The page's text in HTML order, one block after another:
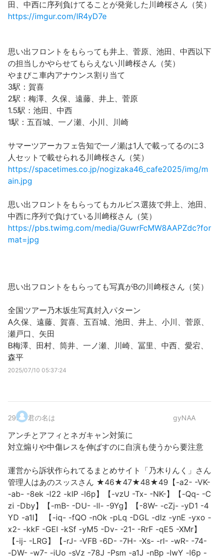
田、中西に序列負けてることが発覚した川﨑桜さん（笑）
https://imgur.com/IR4yD7e
思い出フロントをもらっても井上、菅原、池田、中西以下
の担当しかやらせてもらえない川﨑桜さん（笑）
やまびこ車内アナウンス割り当て
3駅：賀喜
2駅：梅澤、久保、遠藤、井上、菅原
1.5駅：池田、中西
1駅：五百城、一ノ瀬、小川、川崎
サマーツアーカフェ告知で一ノ瀬は1人で載ってるのに3
人セットで載せられる川﨑桜さん（笑）
https://spacetimes.co.jp/nogizaka46_cafe2025/img/m
ain.jpg
思い出フロントをもらってもカルピス選抜で井上、池田、
中西に序列で負けている川﨑桜さん（笑）
https://pbs.twimg.com/media/GuwrFcMW8AAPZdc?for
mat=jpg
思い出フロントをもらっても写真がBの川﨑桜さん（笑）
全国ツアー乃木坂生写真封入パターン
A久保、遠藤、賀喜、五百城、池田、井上、小川、菅原、
瀬戸口、矢田
B梅澤、田村、筒井、一ノ瀬、川崎、冨里、中西、愛宕、
森平
2025/07/10 05:37:24
29. 君の名は gyNAA
アンチとアフィとネガキャン対策に
対立煽りや中傷レスを伸ばすのに自演も使うから要注意
運営から訴状作られてるまとめサイト「乃木りんく」さん
管理人はあのスッスさん ★46★47★48★49【-a2- -VK-
-ab- -8ek -l22 -kIP -l6p】【-vzU -Tx- -NK-】【-Qq- -C
zi -Dby】【-mB- -DU- -ll- -9Yg】【-8W- -cZj- -yD1 -4
YD -a1I】 【-iq- -fQO -nOk -pLq -DGL -dIz -ynE -yxo -
x2- -kkF -GEl -kSf -yM5 -Dv- -21- -RrF -qE5 -XMr】
【-ij- -LRG】【-rJ- -VFB -6D- -7H- -Xs- -rI- -wR- -74-
-DW- -w7- -iUo -sVz -78J -Psm -a1J -nBp -lwY -l6p -